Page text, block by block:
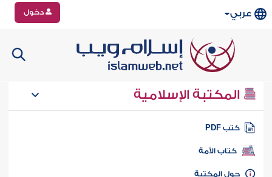
عربي دخول
المكتبة الإسلامية
كتب PDF
كتاب الأمة